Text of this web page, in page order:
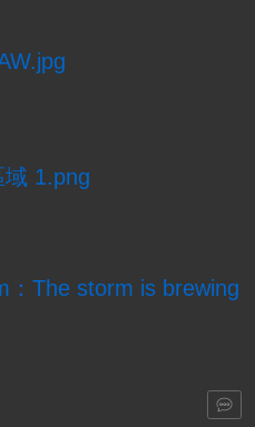
：The storm is brewing